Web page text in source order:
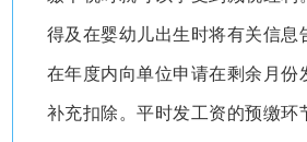
得及在婴幼儿出生时将有关信息
在年度内向单位申请在剩余月份
补充扣除。平时发工资的预缴环